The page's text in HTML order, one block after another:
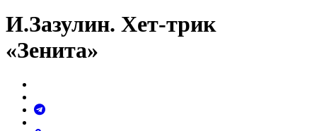
И.Зазулин. Хет-трик
«Зенита»